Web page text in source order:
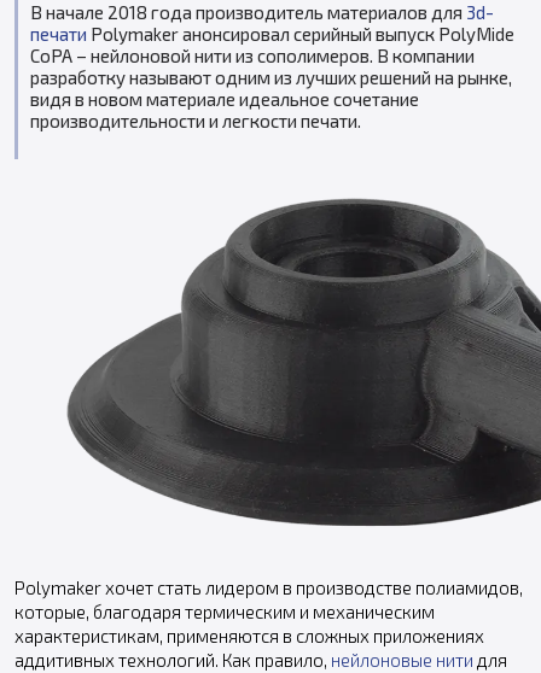
В начале 2018 года производитель материалов для 3d-
печати Polymaker анонсировал серийный выпуск PolyMide
CoPA – нейлоновой нити из сополимеров. В компании
разработку называют одним из лучших решений на рынке,
видя в новом материале идеальное сочетание
производительности и легкости печати.
Polymaker хочет стать лидером в производстве полиамидов,
которые, благодаря термическим и механическим
характеристикам, применяются в сложных приложениях
аддитивных технологий. Как правило, нейлоновые нити для